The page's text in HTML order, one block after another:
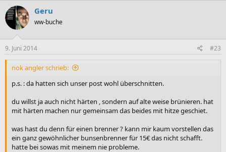
Geru
ww-buche
9. Juni 2014 #23
nok angler schrieb:
p.s. : da hatten sich unser post wohl überschnitten.
du willst ja auch nicht härten , sondern auf alte weise brünieren. hat
mit härten machen nur gemeinsam das beides mit hitze geschiet.
was hast du denn für einen brenner ? kann mir kaum vorstellen das
ein ganz gewöhnlicher bunsenbrenner für 15€ das nicht schafft.
hatte bei sowas mit meinem nie probleme.